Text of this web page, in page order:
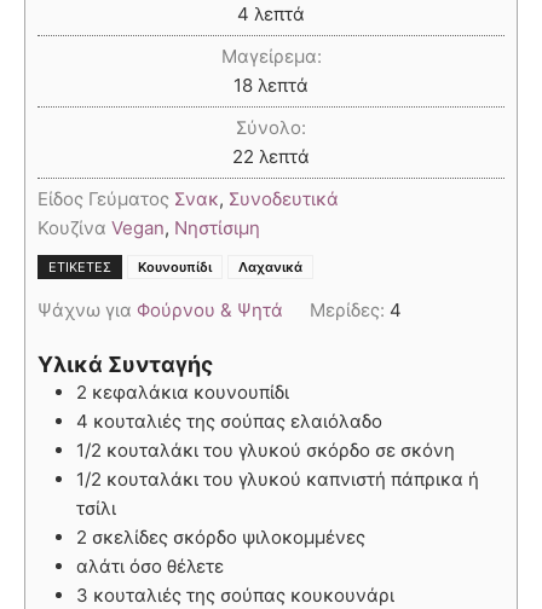
4 λεπτά
Μαγείρεμα:
18 λεπτά
Σύνολο:
22 λεπτά
Είδος Γεύματος Σνακ, Συνοδευτικά
Κουζίνα Vegan, Νηστίσιμη
ΕΤΙΚΈΤΕΣ Κουνουπίδι Λαχανικά
Ψάχνω για Φούρνου & Ψητά Μερίδες: 4
Υλικά Συνταγής
2 κεφαλάκια κουνουπίδι
4 κουταλιές της σούπας ελαιόλαδο
1/2 κουταλάκι του γλυκού σκόρδο σε σκόνη
1/2 κουταλάκι του γλυκού καπνιστή πάπρικα ή
τσίλι
2 σκελίδες σκόρδο ψιλοκομμένες
αλάτι όσο θέλετε
3 κουταλιές της σούπας κουκουνάρι